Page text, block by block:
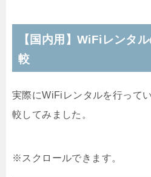
【国内用】WiFiレンタ
較
実際にWiFiレンタルを行って
較してみました。